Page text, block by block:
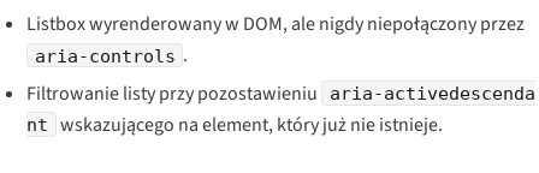
Listbox wyrenderowany w DOM, ale nigdy niepołączony przez
aria-controls .
Filtrowanie listy przy pozostawieniu
aria-activedescenda
nt
wskazującego na element, który już nie istnieje.